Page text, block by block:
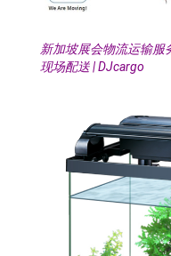
新加坡展会物流运输服
现场配送 | DJcargo